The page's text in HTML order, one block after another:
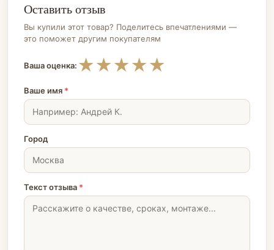
Оставить отзыв
Вы купили этот товар? Поделитесь впечатлениями —
это поможет другим покупателям
Ваша оценка: ★
★
★
★
★
Ваше имя *
Город
Текст отзыва *